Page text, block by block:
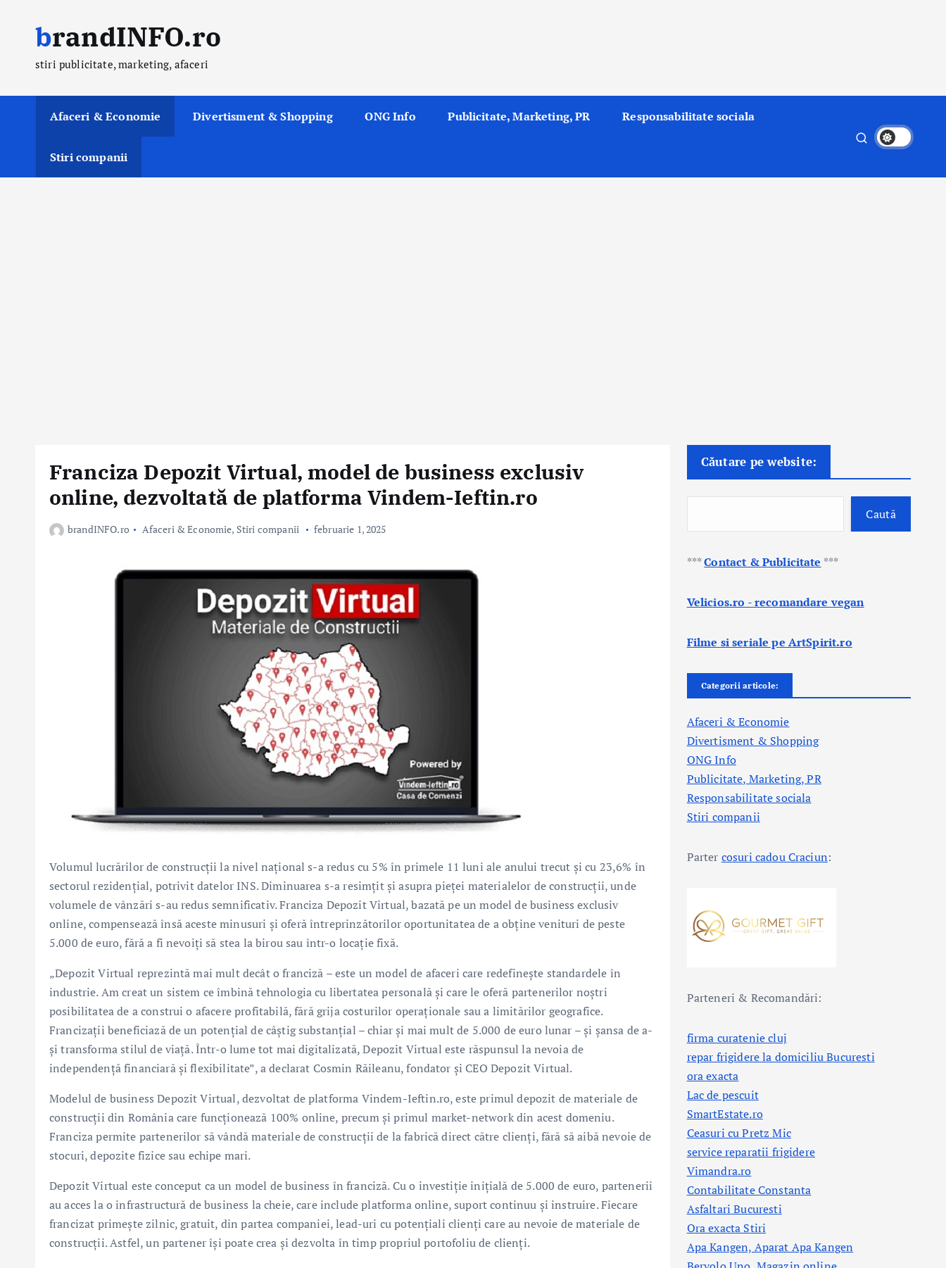
t
brandINFO.ro
stiri publicitate, marketing, afaceri
Afaceri & Economie Divertisment & Shopping ONG Info Publicitate, Marketing, PR Responsabilitate sociala
Stiri companii
Franciza Depozit Virtual, model de business exclusiv
online, dezvoltată de platforma Vindem-Ieftin.ro
brandINFO.ro Afaceri & Economie, Stiri companii februarie 1, 2025
Volumul lucrărilor de construcții la nivel național s-a redus cu 5% în primele 11 luni ale anului trecut și cu 23,6% în
sectorul rezidențial, potrivit datelor INS. Diminuarea s-a resimțit și asupra pieței materialelor de construcții, unde
volumele de vânzări s-au redus semnificativ. Franciza Depozit Virtual, bazată pe un model de business exclusiv
online, compensează însă aceste minusuri și oferă întreprinzătorilor oportunitatea de a obține venituri de peste
5.000 de euro, fără a fi nevoiți să stea la birou sau într-o locație fixă.
„Depozit Virtual reprezintă mai mult decât o franciză – este un model de afaceri care redefinește standardele în
industrie. Am creat un sistem ce îmbină tehnologia cu libertatea personală și care le oferă partenerilor noștri
posibilitatea de a construi o afacere profitabilă, fără grija costurilor operaționale sau a limitărilor geografice.
Francizații beneficiază de un potențial de câștig substanțial – chiar și mai mult de 5.000 de euro lunar – și șansa de a-
și transforma stilul de viață. Într-o lume tot mai digitalizată, Depozit Virtual este răspunsul la nevoia de
independență financiară și flexibilitate”, a declarat Cosmin Răileanu, fondator și CEO Depozit Virtual.
Modelul de business Depozit Virtual, dezvoltat de platforma Vindem-Ieftin.ro, este primul depozit de materiale de
construcții din România care funcționează 100% online, precum și primul market-network din acest domeniu.
Franciza permite partenerilor să vândă materiale de construcții de la fabrică direct către clienți, fără să aibă nevoie de
stocuri, depozite fizice sau echipe mari.
Depozit Virtual este conceput ca un model de business în franciză. Cu o investiție inițială de 5.000 de euro, partenerii
au acces la o infrastructură de business la cheie, care include platforma online, suport continuu și instruire. Fiecare
francizat primește zilnic, gratuit, din partea companiei, lead-uri cu potențiali clienți care au nevoie de materiale de
construcții. Astfel, un partener își poate crea și dezvolta în timp propriul portofoliu de clienți.
Căutare pe website:
Caută
***Contact & Publicitate ***
Velicios.ro - recomandare vegan
Filme si seriale pe ArtSpirit.ro
Categorii articole:
Afaceri & Economie
Divertisment & Shopping
ONG Info
Publicitate, Marketing, PR
Responsabilitate sociala
Stiri companii
Parter cosuri cadou Craciun:
Parteneri & Recomandări:
firma curatenie cluj
repar frigidere la domiciliu Bucuresti
ora exacta
Lac de pescuit
SmartEstate.ro
Ceasuri cu Pretz Mic
service reparatii frigidere
Vimandra.ro
Contabilitate Constanta
Asfaltari Bucuresti
Ora exacta Stiri
Apa Kangen, Aparat Apa Kangen